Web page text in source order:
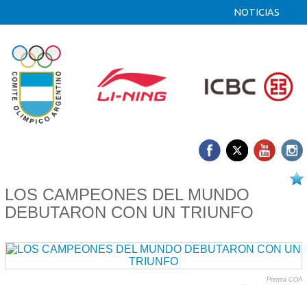
NOTICIAS
LOS CAMPEONES DEL MUNDO
DEBUTARON CON UN TRIUNFO
Prensa COA